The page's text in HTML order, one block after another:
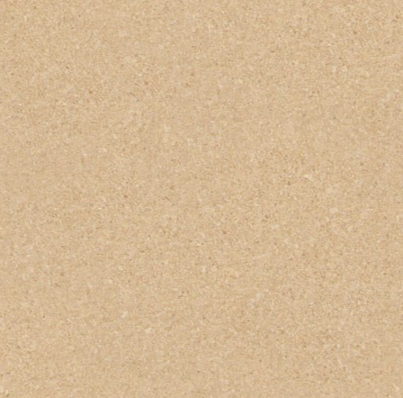
ΚΛΩΝΑΡΗΣ ΜΙΛΤΙΑΔΗΣ
ΟΔΟΝΤΙΑΤΡΟΣ
ΧΕΙΡΟΥΡΓΟΣ ΚΑΛΑΜΑΡΙΑ
ΘΕΣΣΑΛΟΝΙΚΗ
ΠΑΝΑΓΟΠΟΥΛΟΥ ΜΑΡΙΑ
ΟΦΘΑΛΜΙΑΤΡΟΣ ΤΡΙΚΑΛΑ
ΟΙΚΟΝΟΜΟΥ ΔΗΜΗΤΡΙΟΣ